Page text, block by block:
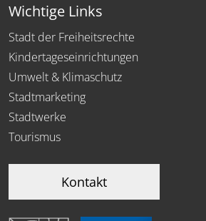
Wichtige Links
Stadt der Freiheitsrechte
Kindertageseinrichtungen
Umwelt & Klimaschutz
Stadtmarketing
Stadtwerke
Tourismus
Kontakt